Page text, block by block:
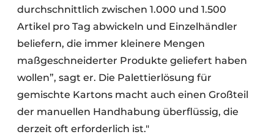
durchschnittlich zwischen 1.000 und 1.500
Artikel pro Tag abwickeln und Einzelhändler
beliefern, die immer kleinere Mengen
maßgeschneiderter Produkte geliefert haben
wollen”, sagt er. Die Palettierlösung für
gemischte Kartons macht auch einen Großteil
der manuellen Handhabung überflüssig, die
derzeit oft erforderlich ist."